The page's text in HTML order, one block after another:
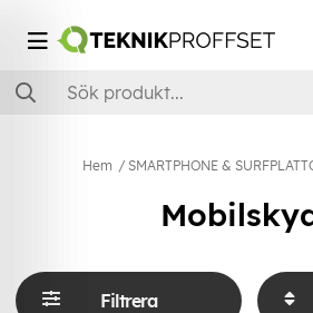
Hem SMARTPHONE &
Filtrera